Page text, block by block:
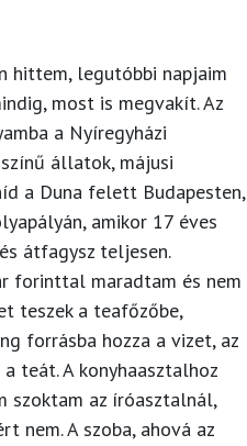
legutóbbi napjaim
most is megvakít. Az
a Nyíregyházi
állatok, májusi
a Duna felett Budapesten,
amikor 17 éves
átfagysz teljesen.
forinttal maradtam és nem
teszek a teafőzőbe,
forrásba hozza a vizet, az
teát. A konyhaasztalhoz
szoktam az íróasztalnál,
nem. A szoba, ahová az